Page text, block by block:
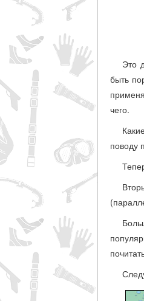
Это
быть
чего.
поводу